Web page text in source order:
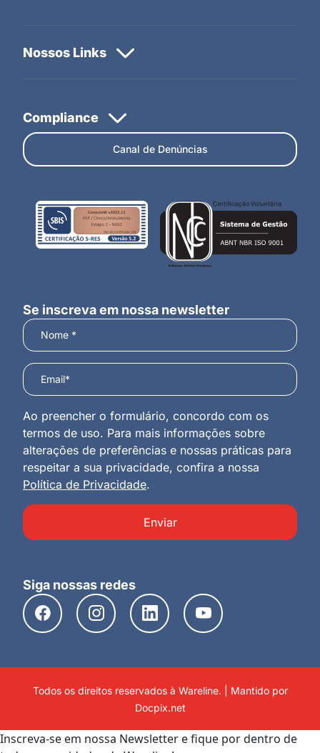
Canal de Denúncias
Se inscreva em nossa newsletter
Ao preencher o formulário, concordo com os
termos de uso. Para mais informações sobre
alterações de preferências e nossas práticas para
respeitar a sua privacidade, confira a nossa
Política de Privacidade.
Enviar
Siga nossas redes
Todos os direitos reservados à Wareline. | Mantido por
Docpix.net
Inscreva-se em nossa Newsletter e fique por dentro de